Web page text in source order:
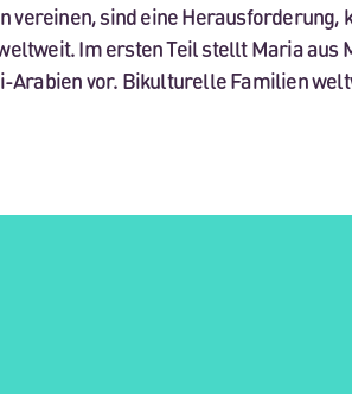
sind eine Herausforderung,
Im ersten Teil stellt Maria aus
Arabien vor. Bikulturelle Familien